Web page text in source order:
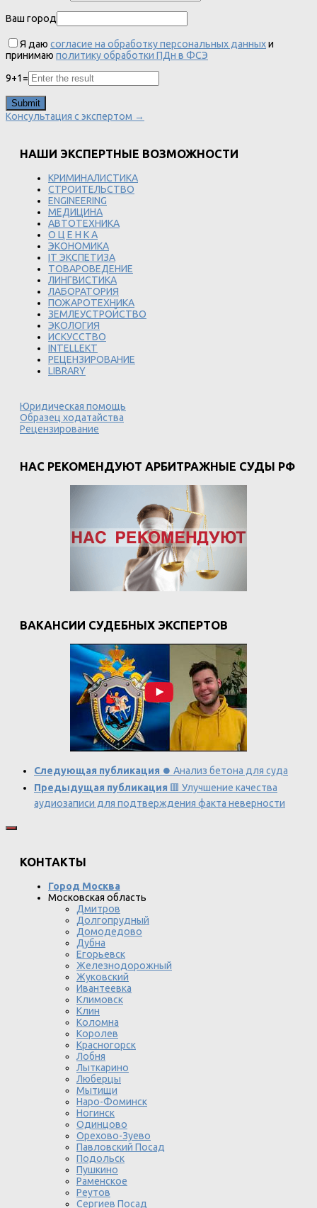
Ваш город
Я даю согласие на обработку персональных данныхи
принимаю политику обработки ПДн в ФСЭ
9+1 =
Консультация с экспертом →
НАШИ ЭКСПЕРТНЫЕ ВОЗМОЖНОСТИ
КРИМИНАЛИСТИКА
СТРОИТЕЛЬСТВО
ENGINEERING
МЕДИЦИНА
АВТОТЕХНИКА
О Ц Е Н К А
ЭКОНОМИКА
IT ЭКСПЕТИЗА
ТОВАРОВЕДЕНИЕ
ЛИНГВИСТИКА
ЛАБОРАТОРИЯ
ПОЖАРОТЕХНИКА
ЗЕМЛЕУСТРОЙСТВО
ЭКОЛОГИЯ
ИСКУССТВО
INTELLEKT
РЕЦЕНЗИРОВАНИЕ
LIBRARY
Юридическая помощь
Образец ходатайства
Рецензирование
НАС РЕКОМЕНДУЮТ АРБИТРАЖНЫЕ СУДЫ РФ
ВАКАНСИИ СУДЕБНЫХ ЭКСПЕРТОВ
Следующая публикация ⏺️ Анализ бетона для суда
Предыдущая публикация 🟥 Улучшение качества
аудиозаписи для подтверждения факта неверности
КОНТАКТЫ
Город Москва
Московская область
Дмитров
Долгопрудный
Домодедово
Дубна
Егорьевск
Железнодорожный
Жуковский
Ивантеевка
Климовск
Клин
Коломна
Королев
Красногорск
Лобня
Лыткарино
Люберцы
Мытищи
Наро-Фоминск
Ногинск
Одинцово
Орехово-Зуево
Павловский Посад
Подольск
Пушкино
Раменское
Реутов
Сергиев Посад